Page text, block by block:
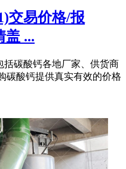
交易价格/报
盖 ...
括碳酸钙各地厂家、供货商
碳酸钙提供真实有效的价格